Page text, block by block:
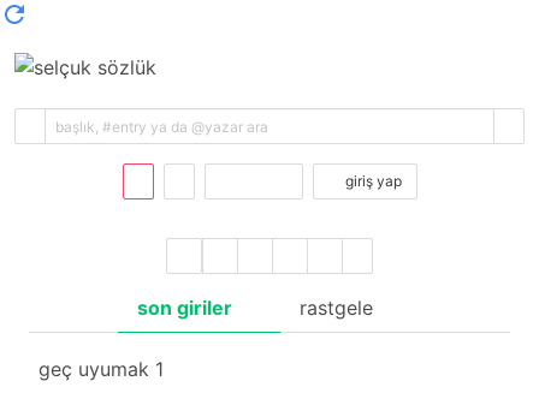
giriş yap
son giriler rastgele
geç uyumak 1